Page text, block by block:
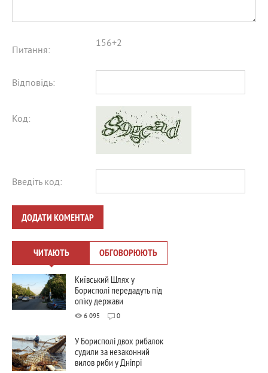
Питання:
156+2
Відповідь:
Код:
Введіть код:
ДОДАТИ КОМЕНТАР
ЧИТАЮТЬ ОБГОВОРЮЮТЬ
Київський Шлях у
Борисполі передадуть під
опіку держави
6 095 0
У Борисполі двох рибалок
судили за незаконний
вилов риби у Дніпрі